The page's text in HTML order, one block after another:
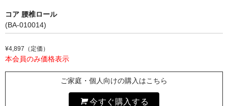
理学療法機器
ホームケア
姿勢保持クッション
コア 腰椎ロール
(BA-010014)
¥4,897（定価）
本会員のみ価格表示
ご家庭・個人向けの購入はこちら
今すぐ購入する